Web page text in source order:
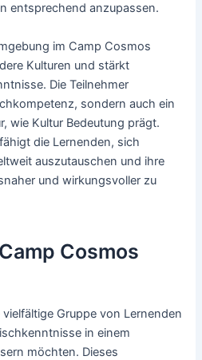
entsprechend anzupassen.
im Camp Cosmos
Kulturen und stärkt
Die Teilnehmer
sondern auch ein
wie Kultur Bedeutung prägt.
die Lernenden, sich
auszutauschen und ihre
und wirkungsvoller zu
Cosmos
Gruppe von Lernenden
in einem
möchten. Dieses